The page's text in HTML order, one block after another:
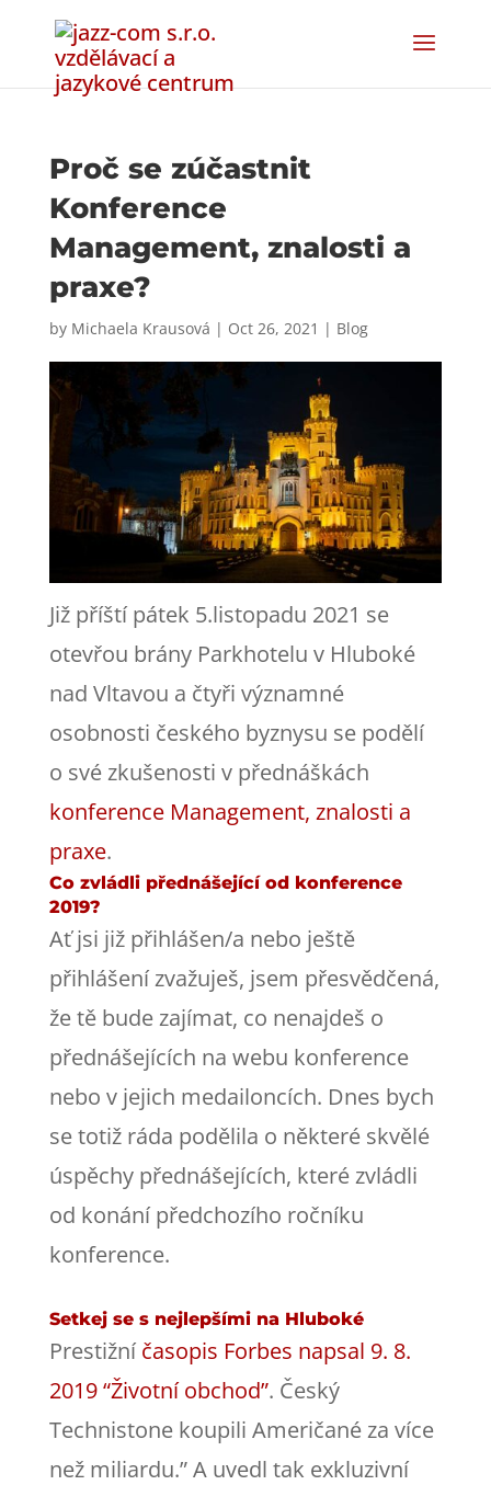
Proč se zúčastnit
Konference
Management, znalosti a
praxe?
by Michaela Krausová | Oct 26, 2021 | Blog
Již příští pátek 5.listopadu 2021 se
otevřou brány Parkhotelu v Hluboké
nad Vltavou a čtyři významné
osobnosti českého byznysu se podělí
o své zkušenosti v přednáškách
konference Management, znalosti a
praxe.
Co zvládli přednášející od konference
2019?
Ať jsi již přihlášen/a nebo ještě
přihlášení zvažuješ, jsem přesvědčená,
že tě bude zajímat, co nenajdeš o
přednášejících na webu konference
nebo v jejich medailoncích. Dnes bych
se totiž ráda podělila o některé skvělé
úspěchy přednášejících, které zvládli
od konání předchozího ročníku
konference.
Setkej se s nejlepšími na Hluboké
Prestižní časopis Forbes napsal 9. 8.
2019 “Životní obchod”. Český
Technistone koupili Američané za více
než miliardu.” A uvedl tak exkluzivní